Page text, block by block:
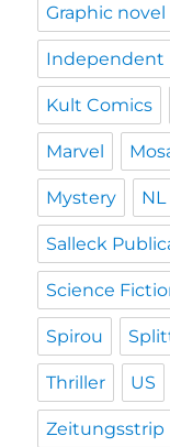
Graphic novel
Independent
Kult Comics
Marvel
Mystery NL
Salleck
Science
Spirou
Thriller US
Zeitungsstrip